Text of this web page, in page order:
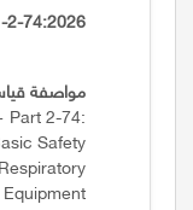
2-74:2026
مواصفة
Part 2-74:
Safety